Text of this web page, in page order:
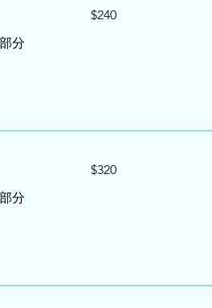
分
US
$240
分
US
$320